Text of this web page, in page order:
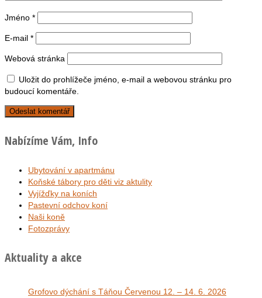
Jméno *
E-mail *
Webová stránka
Uložit do prohlížeče jméno, e-mail a webovou stránku pro
budoucí komentáře.
Nabízíme Vám, Info
Ubytování v apartmánu
Koňské tábory pro děti viz aktulity
Vyjížďky na koních
Pastevní odchov koní
Naši koně
Fotozprávy
Aktuality a akce
Grofovo dýchání s Táňou Červenou 12. – 14. 6. 2026